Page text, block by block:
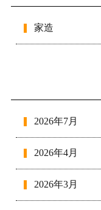
家造
2026年7月
2026年4月
2026年3月